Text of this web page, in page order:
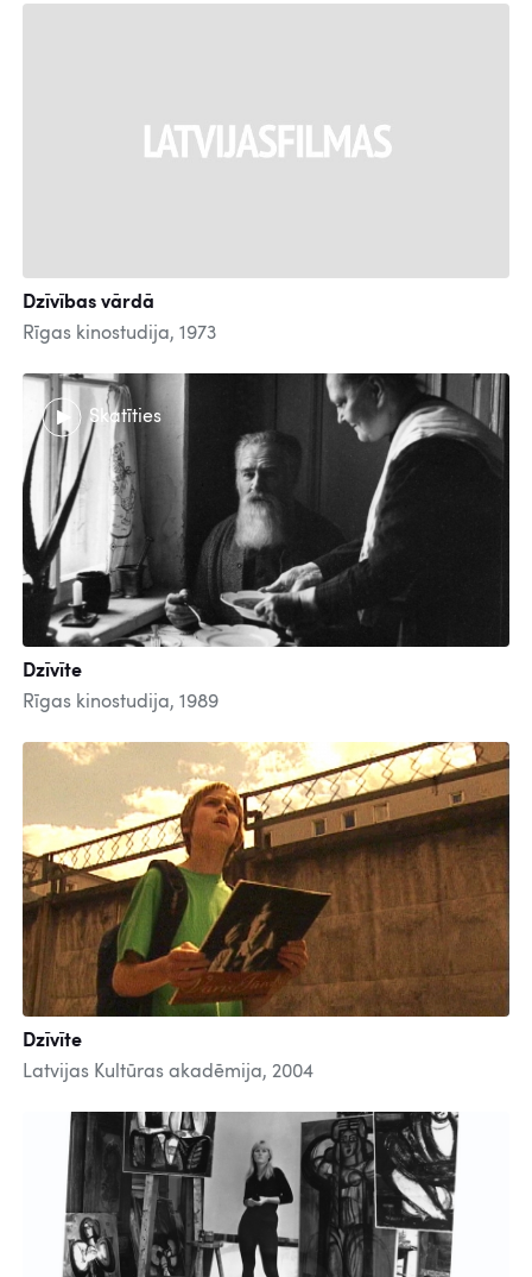
Dzīvības vārdā
Rīgas kinostudija, 1973
Skatīties
Dzīvīte
Rīgas kinostudija, 1989
Dzīvīte
Latvijas Kultūras akadēmija, 2004